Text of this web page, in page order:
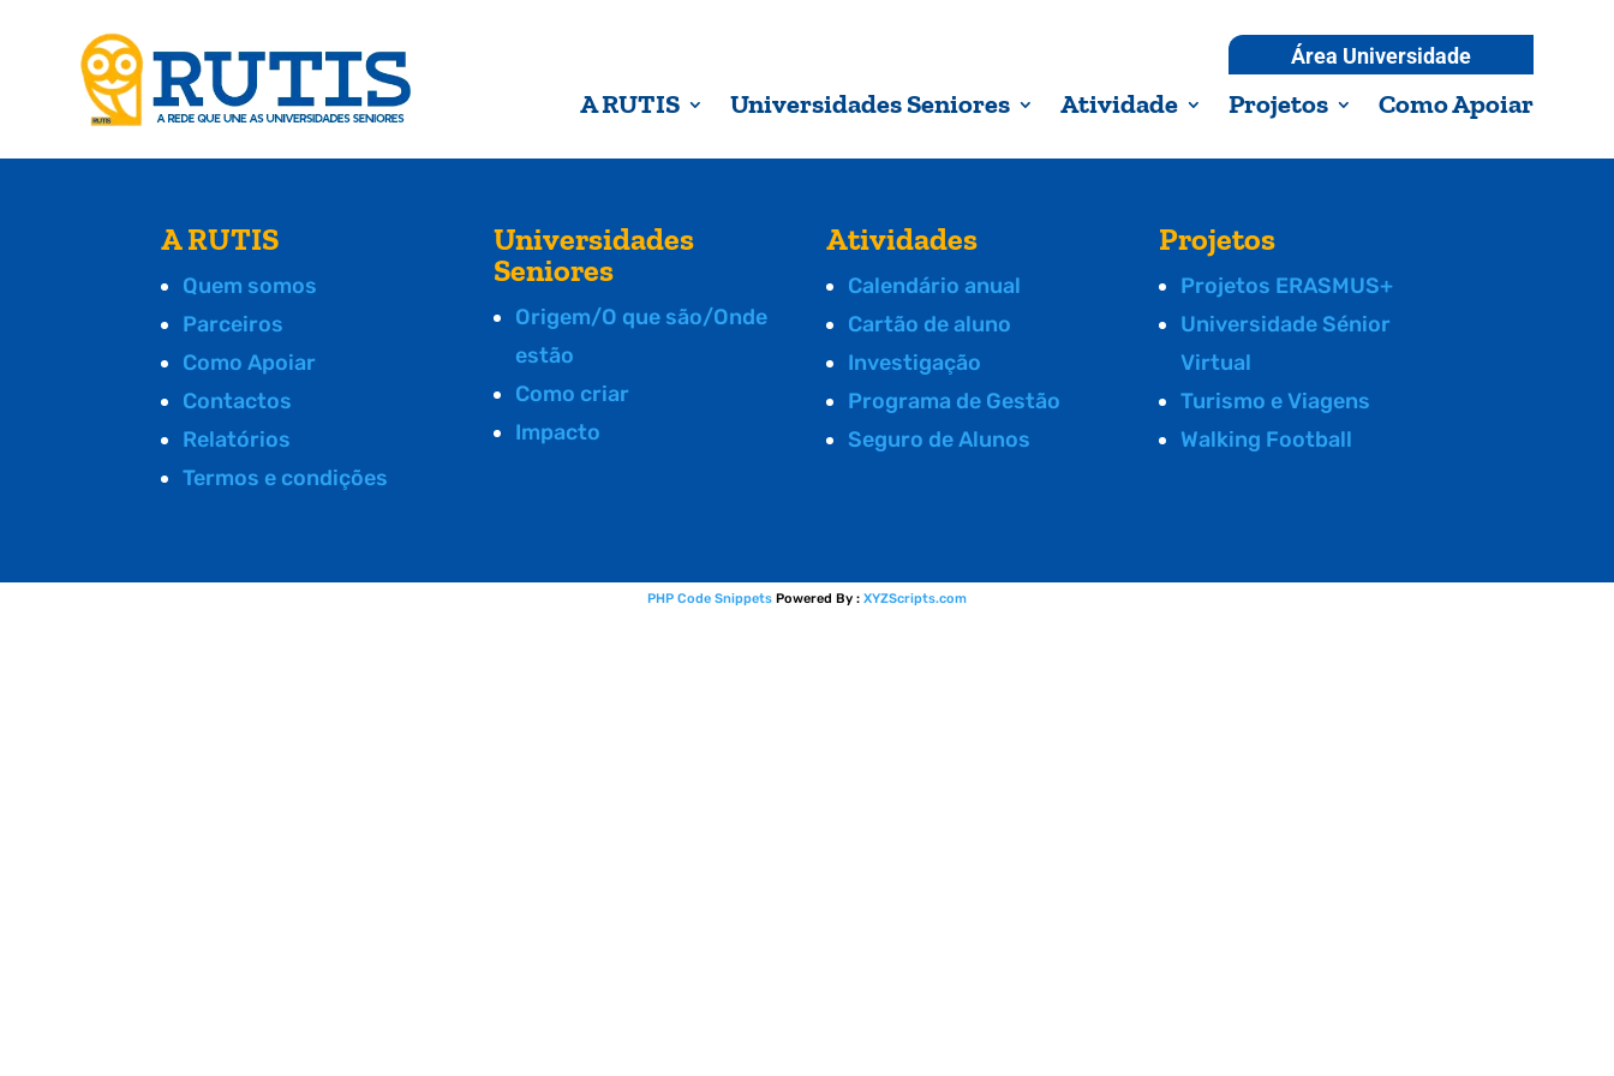
Área Universidade
A RUTIS Universidades Seniores Atividade Projetos Como Apoiar
A RUTIS
Quem somos
Parceiros
Como Apoiar
Contactos
Relatórios
Termos e condições
Universidades
Seniores
Origem/O que são/Onde
estão
Como criar
Impacto
Atividades
Calendário anual
Cartão de aluno
Investigação
Programa de Gestão
Seguro de Alunos
Projetos
Projetos ERASMUS+
Universidade Sénior
Virtual
Turismo e Viagens
Walking Football
PHP Code Snippets Powered By : XYZScripts.com